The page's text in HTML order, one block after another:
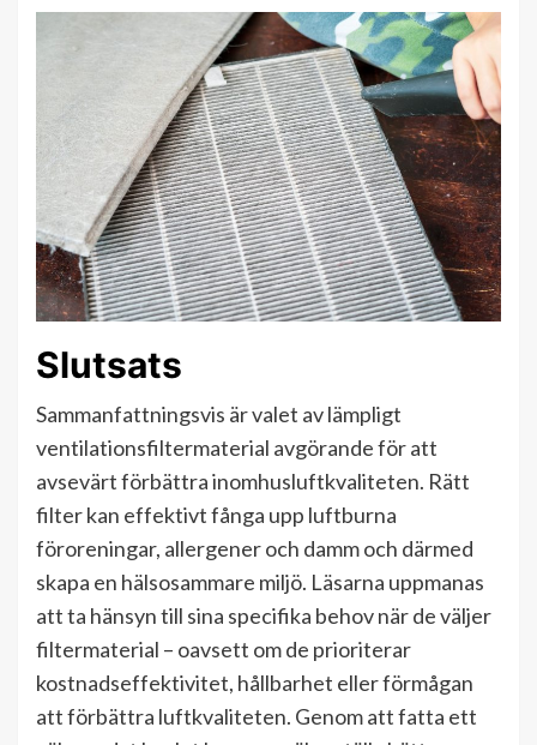
Slutsats
Sammanfattningsvis är valet av lämpligt
ventilationsfiltermaterial avgörande för att
avsevärt förbättra inomhusluftkvaliteten. Rätt
filter kan effektivt fånga upp luftburna
föroreningar, allergener och damm och därmed
skapa en hälsosammare miljö. Läsarna uppmanas
att ta hänsyn till sina specifika behov när de väljer
filtermaterial – oavsett om de prioriterar
kostnadseffektivitet, hållbarhet eller förmågan
att förbättra luftkvaliteten. Genom att fatta ett